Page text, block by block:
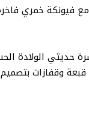
فيونكة خمري
حديثي الولادة
وقفازات بتصميم